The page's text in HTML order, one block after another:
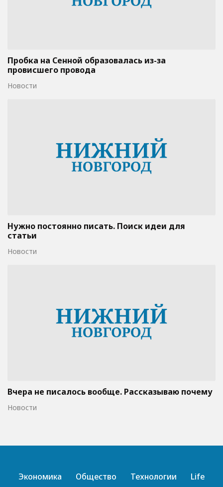
Пробка на Сенной образовалась из-за
провисшего провода
Новости
Нужно постоянно писать. Поиск идеи для
статьи
Новости
Вчера не писалось вообще. Рассказываю почему
Новости
Экономика Общество Технологии Life